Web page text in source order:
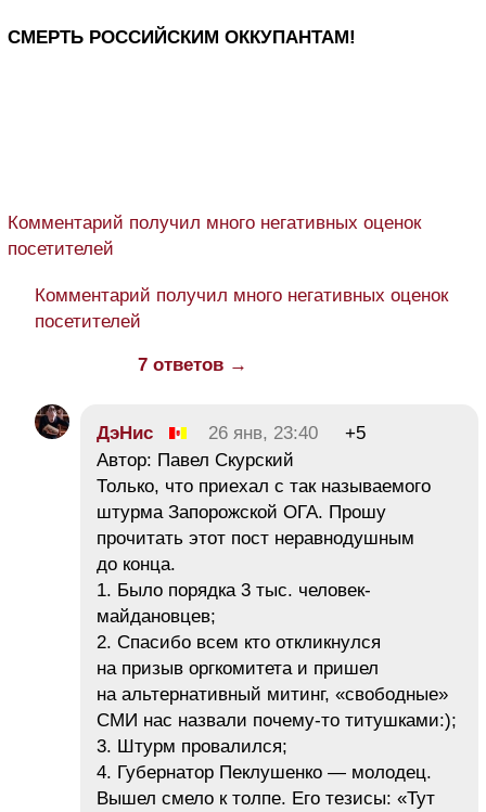
СМЕРТЬ РОССИЙСКИМ ОККУПАНТАМ!
Комментарий получил много негативных оценок
посетителей
Комментарий получил много негативных оценок
посетителей
7 ответов →
ДэНис 26 янв, 23:40
+5
Автор: Павел Скурский
Только, что приехал с так называемого
штурма Запорожской ОГА. Прошу
прочитать этот пост неравнодушным
до конца.
1. Было порядка 3 тыс. человек-
майдановцев;
2. Спасибо всем кто откликнулся
на призыв оргкомитета и пришел
на альтернативный митинг, «свободные»
СМИ нас назвали почему-то титушками:);
3. Штурм провалился;
4. Губернатор Пеклушенко — молодец.
Вышел смело к толпе. Его тезисы: «Тут